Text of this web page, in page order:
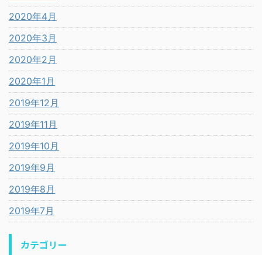
2020年4月
2020年3月
2020年2月
2020年1月
2019年12月
2019年11月
2019年10月
2019年9月
2019年8月
2019年7月
カテゴリー